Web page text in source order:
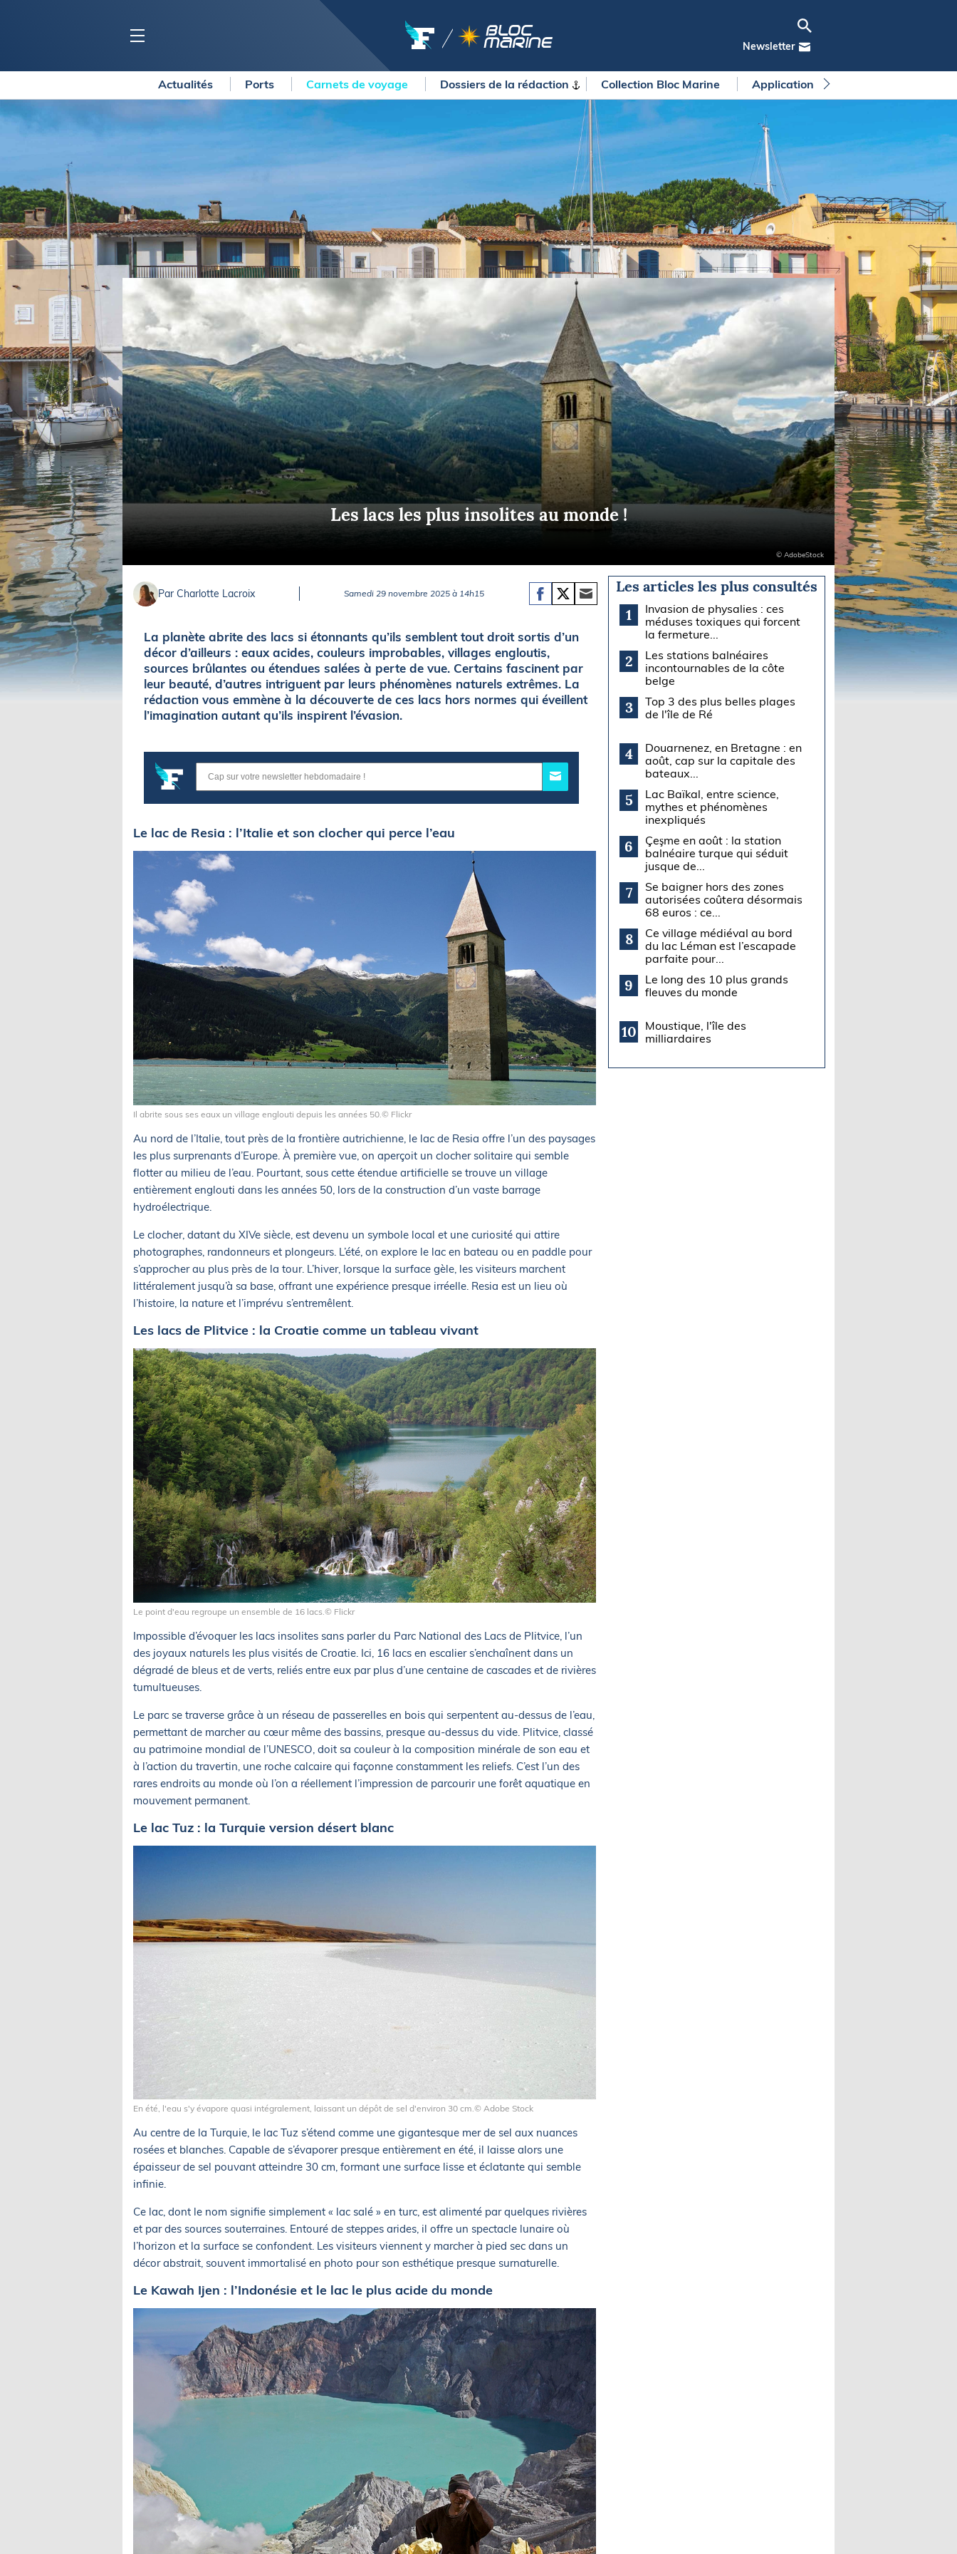
Newsletter
BLOC MARINE
Ports
rédaction
Application Bloc Marine
Règlementation
BATEAUX
Voiliers
Bateaux à moteur
Equipements
Salons
Economie
Yachting
COURSES
Courses au large
Régates
Arkea Ultim Challenge
Route du Rhum - Destination
Guadeloupe
Transat Café l'Or
America's Cup
LOISIRS
Pêche en mer
Plongée
Glisse
LIFESTYLE
Shopping
Gastronomie
Blogs
SERVICES
Nos magazines
La newsletter
METEO CONSULT Marine
Briefings
FLASH INFO
Actualités Ports Carnets de voyage Dossiers de la rédaction Collection Bloc Marine Application Bloc Marine
Les lacs les plus insolites au monde !
© AdobeStock
Par Charlotte Lacroix Samedi 29 novembre 2025 à 14h15
La planète abrite des lacs si étonnants qu’ils semblent tout droit sortis d’un
décor d’ailleurs : eaux acides, couleurs improbables, villages engloutis,
sources brûlantes ou étendues salées à perte de vue. Certains fascinent par
leur beauté, d’autres intriguent par leurs phénomènes naturels extrêmes. La
rédaction vous emmène à la découverte de ces lacs hors normes qui éveillent
l’imagination autant qu’ils inspirent l’évasion.
Le lac de Resia : l’Italie et son clocher qui perce l’eau
Il abrite sous ses eaux un village englouti depuis les années 50.© Flickr
Au nord de l’Italie, tout près de la frontière autrichienne, le lac de Resia offre l’un des paysages
les plus surprenants d’Europe. À première vue, on aperçoit un clocher solitaire qui semble
flotter au milieu de l’eau. Pourtant, sous cette étendue artificielle se trouve un village
entièrement englouti dans les années 50, lors de la construction d’un vaste barrage
hydroélectrique.
Le clocher, datant du XIVe siècle, est devenu un symbole local et une curiosité qui attire
photographes, randonneurs et plongeurs. L’été, on explore le lac en bateau ou en paddle pour
s’approcher au plus près de la tour. L’hiver, lorsque la surface gèle, les visiteurs marchent
littéralement jusqu’à sa base, offrant une expérience presque irréelle. Resia est un lieu où
l’histoire, la nature et l’imprévu s’entremêlent.
Les lacs de Plitvice : la Croatie comme un tableau vivant
Le point d'eau regroupe un ensemble de 16 lacs.© Flickr
Impossible d’évoquer les lacs insolites sans parler du Parc National des Lacs de Plitvice, l’un
des joyaux naturels les plus visités de Croatie. Ici, 16 lacs en escalier s’enchaînent dans un
dégradé de bleus et de verts, reliés entre eux par plus d’une centaine de cascades et de rivières
tumultueuses.
Le parc se traverse grâce à un réseau de passerelles en bois qui serpentent au-dessus de l’eau,
permettant de marcher au cœur même des bassins, presque au-dessus du vide. Plitvice, classé
au patrimoine mondial de l’UNESCO, doit sa couleur à la composition minérale de son eau et
à l’action du travertin, une roche calcaire qui façonne constamment les reliefs. C’est l’un des
rares endroits au monde où l’on a réellement l’impression de parcourir une forêt aquatique en
mouvement permanent.
Le lac Tuz : la Turquie version désert blanc
En été, l'eau s'y évapore quasi intégralement, laissant un dépôt de sel d'environ 30 cm.© Adobe Stock
Au centre de la Turquie, le lac Tuz s’étend comme une gigantesque mer de sel aux nuances
rosées et blanches. Capable de s’évaporer presque entièrement en été, il laisse alors une
épaisseur de sel pouvant atteindre 30 cm, formant une surface lisse et éclatante qui semble
infinie.
Ce lac, dont le nom signifie simplement « lac salé » en turc, est alimenté par quelques rivières
et par des sources souterraines. Entouré de steppes arides, il offre un spectacle lunaire où
l’horizon et la surface se confondent. Les visiteurs viennent y marcher à pied sec dans un
décor abstrait, souvent immortalisé en photo pour son esthétique presque surnaturelle.
Le Kawah Ijen : l’Indonésie et le lac le plus acide du monde
Les articles les plus consultés
1
Invasion de physalies : ces
méduses toxiques qui forcent
la fermeture...
2
Les stations balnéaires
incontournables de la côte
belge
3
Top 3 des plus belles plages
de l'île de Ré
4
Douarnenez, en Bretagne : en
août, cap sur la capitale des
bateaux...
5
Lac Baïkal, entre science,
mythes et phénomènes
inexpliqués
6
Çeşme en août : la station
balnéaire turque qui séduit
jusque de...
7
Se baigner hors des zones
autorisées coûtera désormais
68 euros : ce...
8
Ce village médiéval au bord
du lac Léman est l’escapade
parfaite pour...
9
Le long des 10 plus grands
fleuves du monde
10
Moustique, l'île des
milliardaires